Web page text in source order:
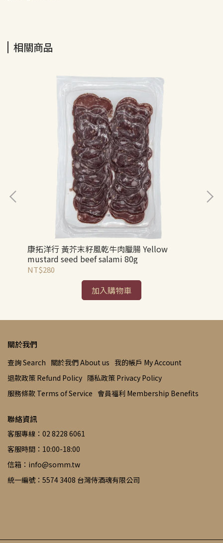
相關商品
康拓洋行 黃芥末籽風乾牛肉臘腸 Yellow
mustard seed beef salami 80g
NT$280
加入購物車
關於我們
查詢 Search 關於我們 About us 我的帳戶 My Account
退款政策 Refund Policy 隱私政策 Privacy Policy
服務條款 Terms of Service 會員福利 Membership Benefits
聯絡資訊
客服專線：02 8228 6061
客服時間：10:00-18:00
信箱：info@somm.tw
統一編號：5574 3408 台灣侍酒魂有限公司